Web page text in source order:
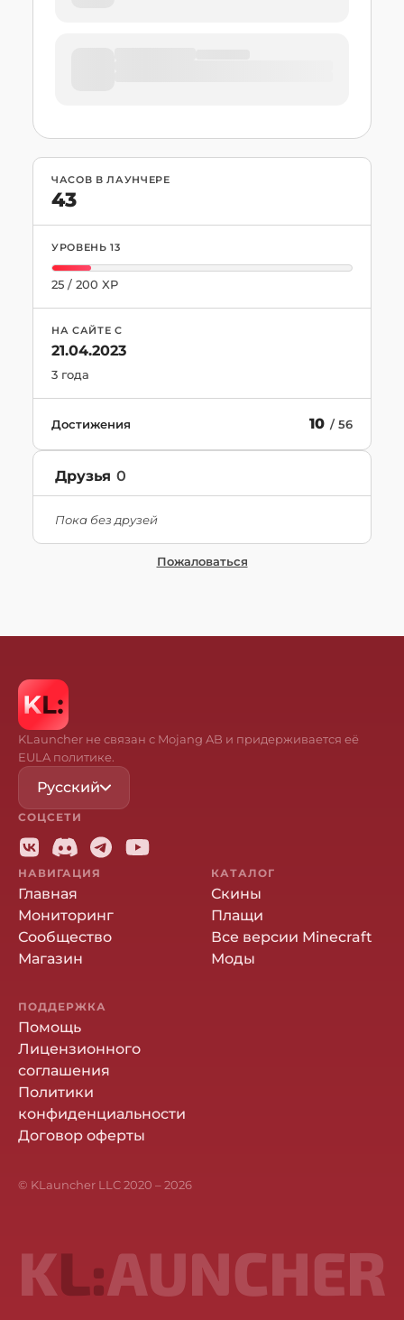
ЧАСОВ В ЛАУНЧЕРЕ
43
УРОВЕНЬ 13
25 / 200 XP
НА САЙТЕ С
21.04.2023
3 года
Достижения 10 /56
Друзья 0
Пока без друзей
Пожаловаться
KLauncher не связан с Mojang AB и придерживается её
EULA политике.
Русский
СОЦСЕТИ
НАВИГАЦИЯ
Главная
Мониторинг
Сообщество
Магазин
КАТАЛОГ
Скины
Плащи
Все версии Minecraft
Моды
ПОДДЕРЖКА
Помощь
Лицензионного
соглашения
Политики
конфиденциальности
Договор оферты
© KLauncher LLC 2020 –2026
KL:AUNCHER